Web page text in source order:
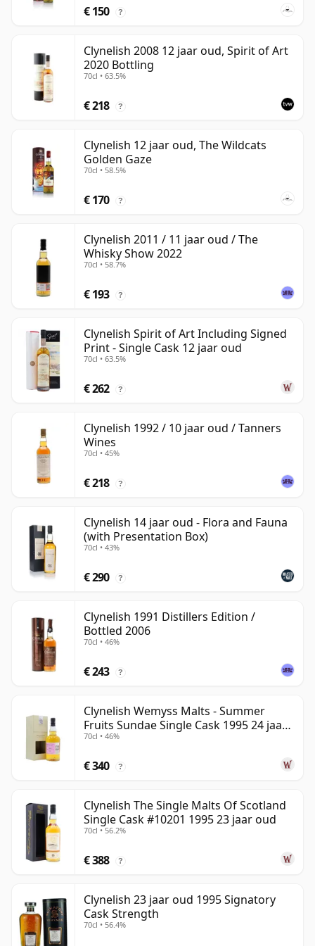
€ 150 ?
Clynelish 2008 12 jaar oud, Spirit of Art
2020 Bottling
70cl • 63.5%
€ 218 ?
Clynelish 12 jaar oud, The Wildcats
Golden Gaze
70cl • 58.5%
€ 170 ?
Clynelish 2011 / 11 jaar oud / The
Whisky Show 2022
70cl • 58.7%
€ 193 ?
Clynelish Spirit of Art Including Signed
Print - Single Cask 12 jaar oud
70cl • 63.5%
€ 262 ?
Clynelish 1992 / 10 jaar oud / Tanners
Wines
70cl • 45%
€ 218 ?
Clynelish 14 jaar oud - Flora and Fauna
(with Presentation Box)
70cl • 43%
€ 290 ?
Clynelish 1991 Distillers Edition /
Bottled 2006
70cl • 46%
€ 243 ?
Clynelish Wemyss Malts - Summer
Fruits Sundae Single Cask 1995 24 jaar
oud
70cl • 46%
€ 340 ?
Clynelish The Single Malts Of Scotland
Single Cask #10201 1995 23 jaar oud
70cl • 56.2%
€ 388 ?
Clynelish 23 jaar oud 1995 Signatory
Cask Strength
70cl • 56.4%